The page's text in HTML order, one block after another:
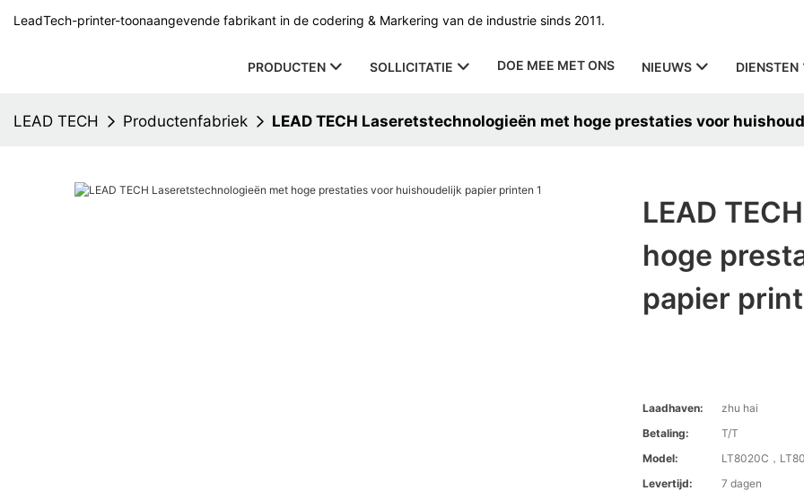
LeadTech-printer-toonaangevende fabrikant in de codering & Markering van de industrie sinds 2011.
PRODUCTEN SOLLICITATIE DOE MEE MET ONS NIEUWS DIENSTEN
LEAD TECH Productenfabriek LEAD TECH Laseretstechnologieën met hoge prestaties voor
LEAD
hoge
papier
Laadhaven:
zhu hai
Betaling:
T/T
Model:
LT8020C，
Levertijd:
7 dagen